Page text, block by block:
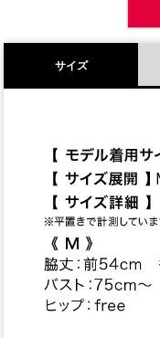
サイズ